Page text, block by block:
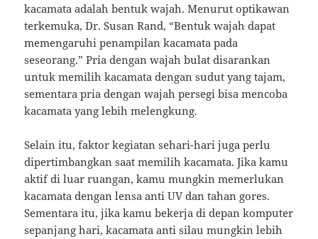
kacamata adalah bentuk wajah. Menurut optikawan
terkemuka, Dr. Susan Rand, “Bentuk wajah dapat
memengaruhi penampilan kacamata pada
seseorang.” Pria dengan wajah bulat disarankan
untuk memilih kacamata dengan sudut yang tajam,
sementara pria dengan wajah persegi bisa mencoba
kacamata yang lebih melengkung.
Selain itu, faktor kegiatan sehari-hari juga perlu
dipertimbangkan saat memilih kacamata. Jika kamu
aktif di luar ruangan, kamu mungkin memerlukan
kacamata dengan lensa anti UV dan tahan gores.
Sementara itu, jika kamu bekerja di depan komputer
sepanjang hari, kacamata anti silau mungkin lebih